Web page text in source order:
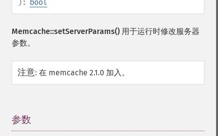
): bool
Memcache::setServerParams() 用于运行时修改服务器
参数。
注意: 在 memcache 2.1.0 加入。
参数